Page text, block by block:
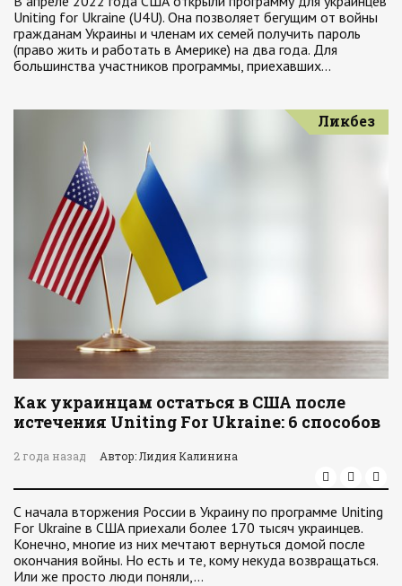
Uniting for Ukraine (U4U). Она позволяет бегущим от войны
гражданам Украины и членам их семей получить пароль
(право жить и работать в Америке) на два года. Для
большинства участников программы, приехавших…
Ликбез
Как украинцам остаться в США после
истечения Uniting For Ukraine: 6 способов
2 года назад Автор: Лидия Калинина
С начала вторжения России в Украину по программе Uniting
For Ukraine в США приехали более 170 тысяч украинцев.
Конечно, многие из них мечтают вернуться домой после
окончания войны. Но есть и те, кому некуда возвращаться.
Или же просто люди поняли,…